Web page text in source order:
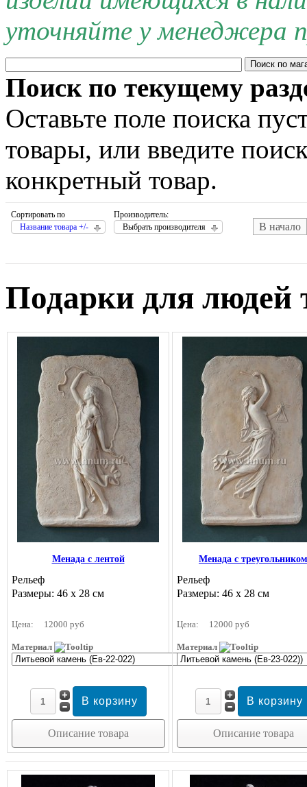
уточняйте у менеджера
Поиск по текущему
Оставьте поле поиска
товары, или введите
конкретный товар.
Сортировать по
Название товара +/-
Производитель:
Выбрать производителя
В начало
Подарки для людей
Менада с лентой
Рельеф
Размеры: 46 х 28 см
Цена: 12000 руб
Материал
Описание товара
Менада с треугольником
Рельеф
Размеры: 46 х 28 см
Цена: 12000 руб
Материал
Описание товара